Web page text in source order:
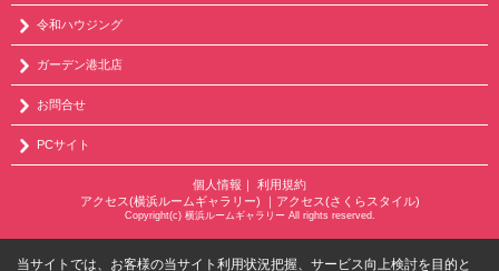
令和ハウジング
ガーデン港北店
お問合せ
PCサイト
個人情報
利用規約
アクセス(横浜ルームギャラリー)
アクセス(さくらスタイル)
Copyright(c) 横浜ルームギャラリー All rights reserved.
当サイトでは、お客様の当サイト利用状況把握、サービス向上検討を目的と